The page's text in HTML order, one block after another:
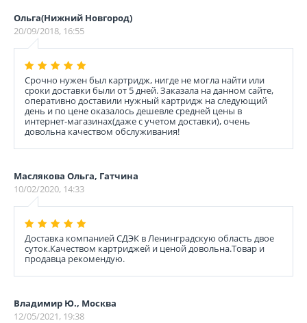
Ольга(Нижний Новгород)
20/09/2018, 16:55
Срочно нужен был картридж, нигде не могла найти или
сроки доставки были от 5 дней. Заказала на данном сайте,
оперативно доставили нужный картридж на следующий
день и по цене оказалось дешевле средней цены в
интернет-магазинах(даже с учетом доставки), очень
довольна качеством обслуживания!
Маслякова Ольга, Гатчина
10/02/2020, 14:33
Доставка компанией СДЭК в Ленинградскую область двое
суток.Качеством картриджей и ценой довольна.Товар и
продавца рекомендую.
Владимир Ю., Москва
12/05/2021, 19:38